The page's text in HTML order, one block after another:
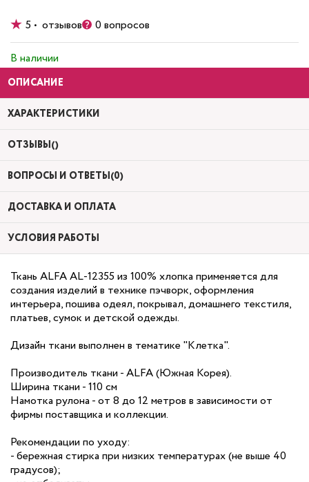
5 • отзывов 0 вопросов
В наличии
ОПИСАНИЕ
ХАРАКТЕРИСТИКИ
ОТЗЫВЫ()
ВОПРОСЫ И ОТВЕТЫ(0)
ДОСТАВКА И ОПЛАТА
УСЛОВИЯ РАБОТЫ
Ткань ALFA AL-12355 из 100% хлопка применяется для
создания изделий в технике пэчворк, оформления
интерьера, пошива одеял, покрывал, домашнего текстиля,
платьев, сумок и детской одежды.
Дизайн ткани выполнен в тематике "Клетка".
Производитель ткани - ALFA (Южная Корея).
Ширина ткани - 110 см
Намотка рулона - от 8 до 12 метров в зависимости от
фирмы поставщика и коллекции.
Рекомендации по уходу:
- бережная стирка при низких температурах (не выше 40
градусов);